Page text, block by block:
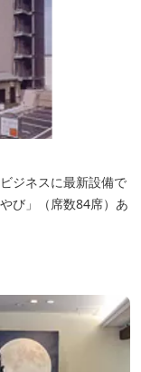
ジネスに最新設備で
び」（席数84席）あ